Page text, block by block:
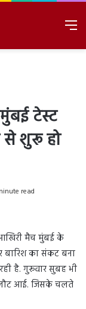
टेस्ट
शुरू हो
read
मैच मुंबई के
बारिश का संकट बना
है. गुरूवार सुबह भी
लौट आई. जिसके चलते